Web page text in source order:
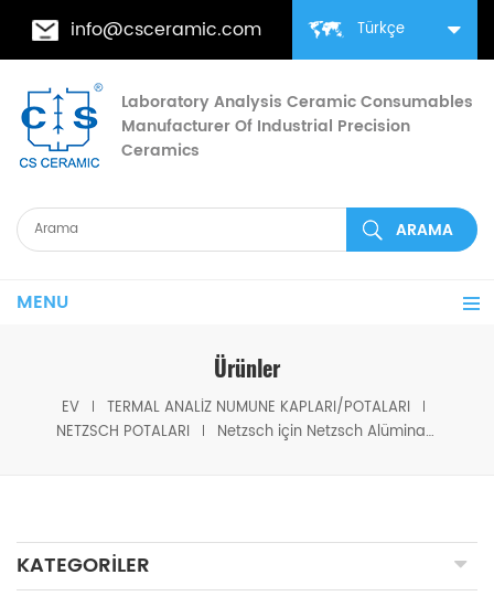
Türkçe
info@csceramic.com
Laboratory Analysis Ceramic Consumables
Manufacturer Of Industrial Precision
Ceramics
MENU
Ürünler
EV
TERMAL ANALIZ NUMUNE KAPLARI/POTALARI
NETZSCH POTALARI
Netzsch için Netzsch Alümina daire parçası (DSC Potaları)
KATEGORILER